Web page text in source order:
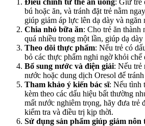
Điều chỉnh tư thế ăn uống: Giữ trẻ
bú hoặc ăn, và tránh đặt trẻ nằm
giúp giảm áp lực lên dạ dày và ngăn
Chia nhỏ bữa ăn: Cho trẻ ăn thành
quá nhiều trong một lần, giúp dạ dày
Theo dõi thực phẩm: Nếu trẻ có
bỏ các thực phẩm nghi ngờ khỏi chế
Bổ sung nước và điện giải: Nếu trẻ
nước hoặc dung dịch Oresol để
Tham khảo ý kiến bác sĩ: Nếu tình
kèm theo các dấu hiệu bất thường
mất nước nghiêm trọng, hãy đưa trẻ
kiểm tra và điều trị kịp thời.
Sử dụng sản phẩm giúp giảm nôn